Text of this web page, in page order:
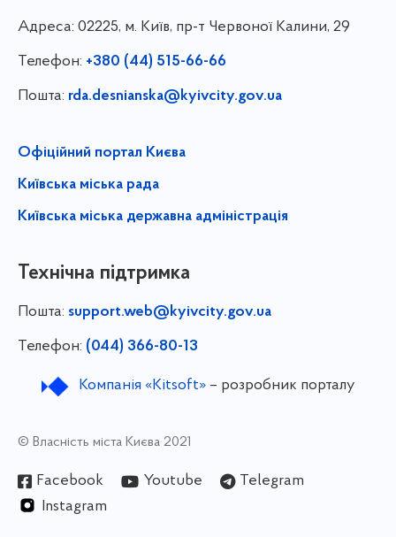
Адреса: 02225, м. Київ, пр-т Червоної Калини, 29
Телефон: +380 (44) 515-66-66
Пошта: rda.desnianska@kyivcity.gov.ua
Офіційний портал Києва
Київська міська рада
Київська міська державна адміністрація
Технічна підтримка
Пошта: support.web@kyivcity.gov.ua
Телефон: (044) 366-80-13
Компанія «Kitsoft»– розробник порталу
© Власність міста Києва 2021
Facebook Youtube
Telegram
Instagram